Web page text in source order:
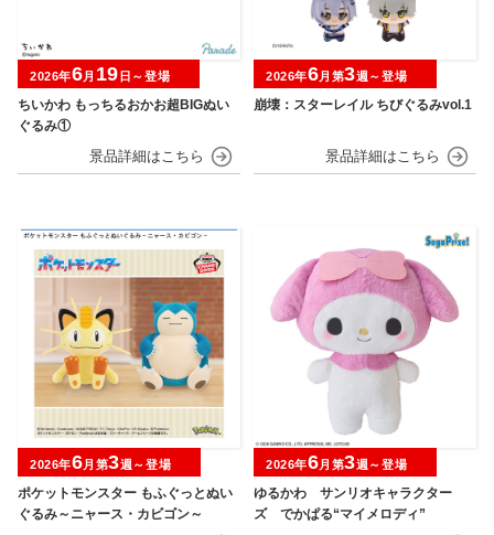
ちいかわ もっちるおかお超BIGぬい
ぐるみ①
2026年6月 19 日～登場
崩壊：スターレイル ちびぐるみvol.1
2026年6月第3週～登場
ポケットモンスター もふぐっとぬい
ぐるみ～ニャース・カビゴン～
2026年6月第3週～登場
ゆるかわ サンリオキャラクター
ズ でかぱる“マイメロディ”
2026年6月第3週～登場